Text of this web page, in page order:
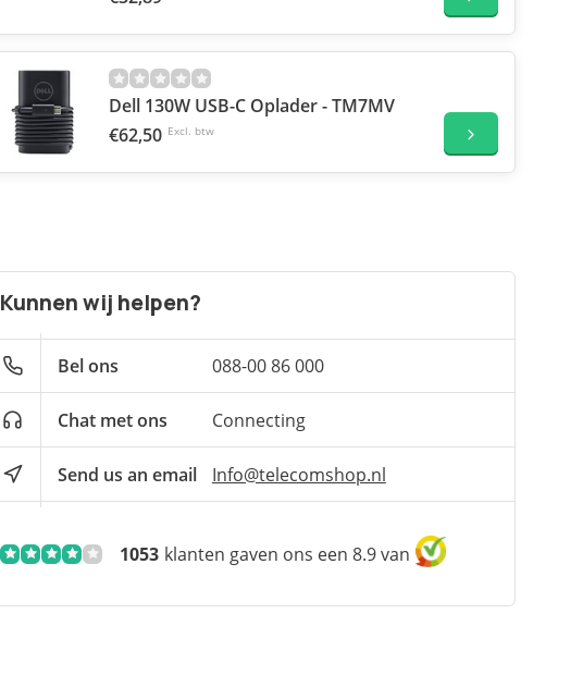
Dell 130W USB-C Oplader - TM7MV
€62,50 Excl. btw
Kunnen wij helpen?
Bel ons 088-00 86 000
Chat met ons Connecting
Send us an email Info@telecomshop.nl
1053 klanten gaven ons een 8.9 van